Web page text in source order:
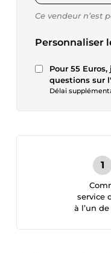
Ce vendeur n’est
Personnaliser
Pour 55
questions sur
Délai
service
à l’un